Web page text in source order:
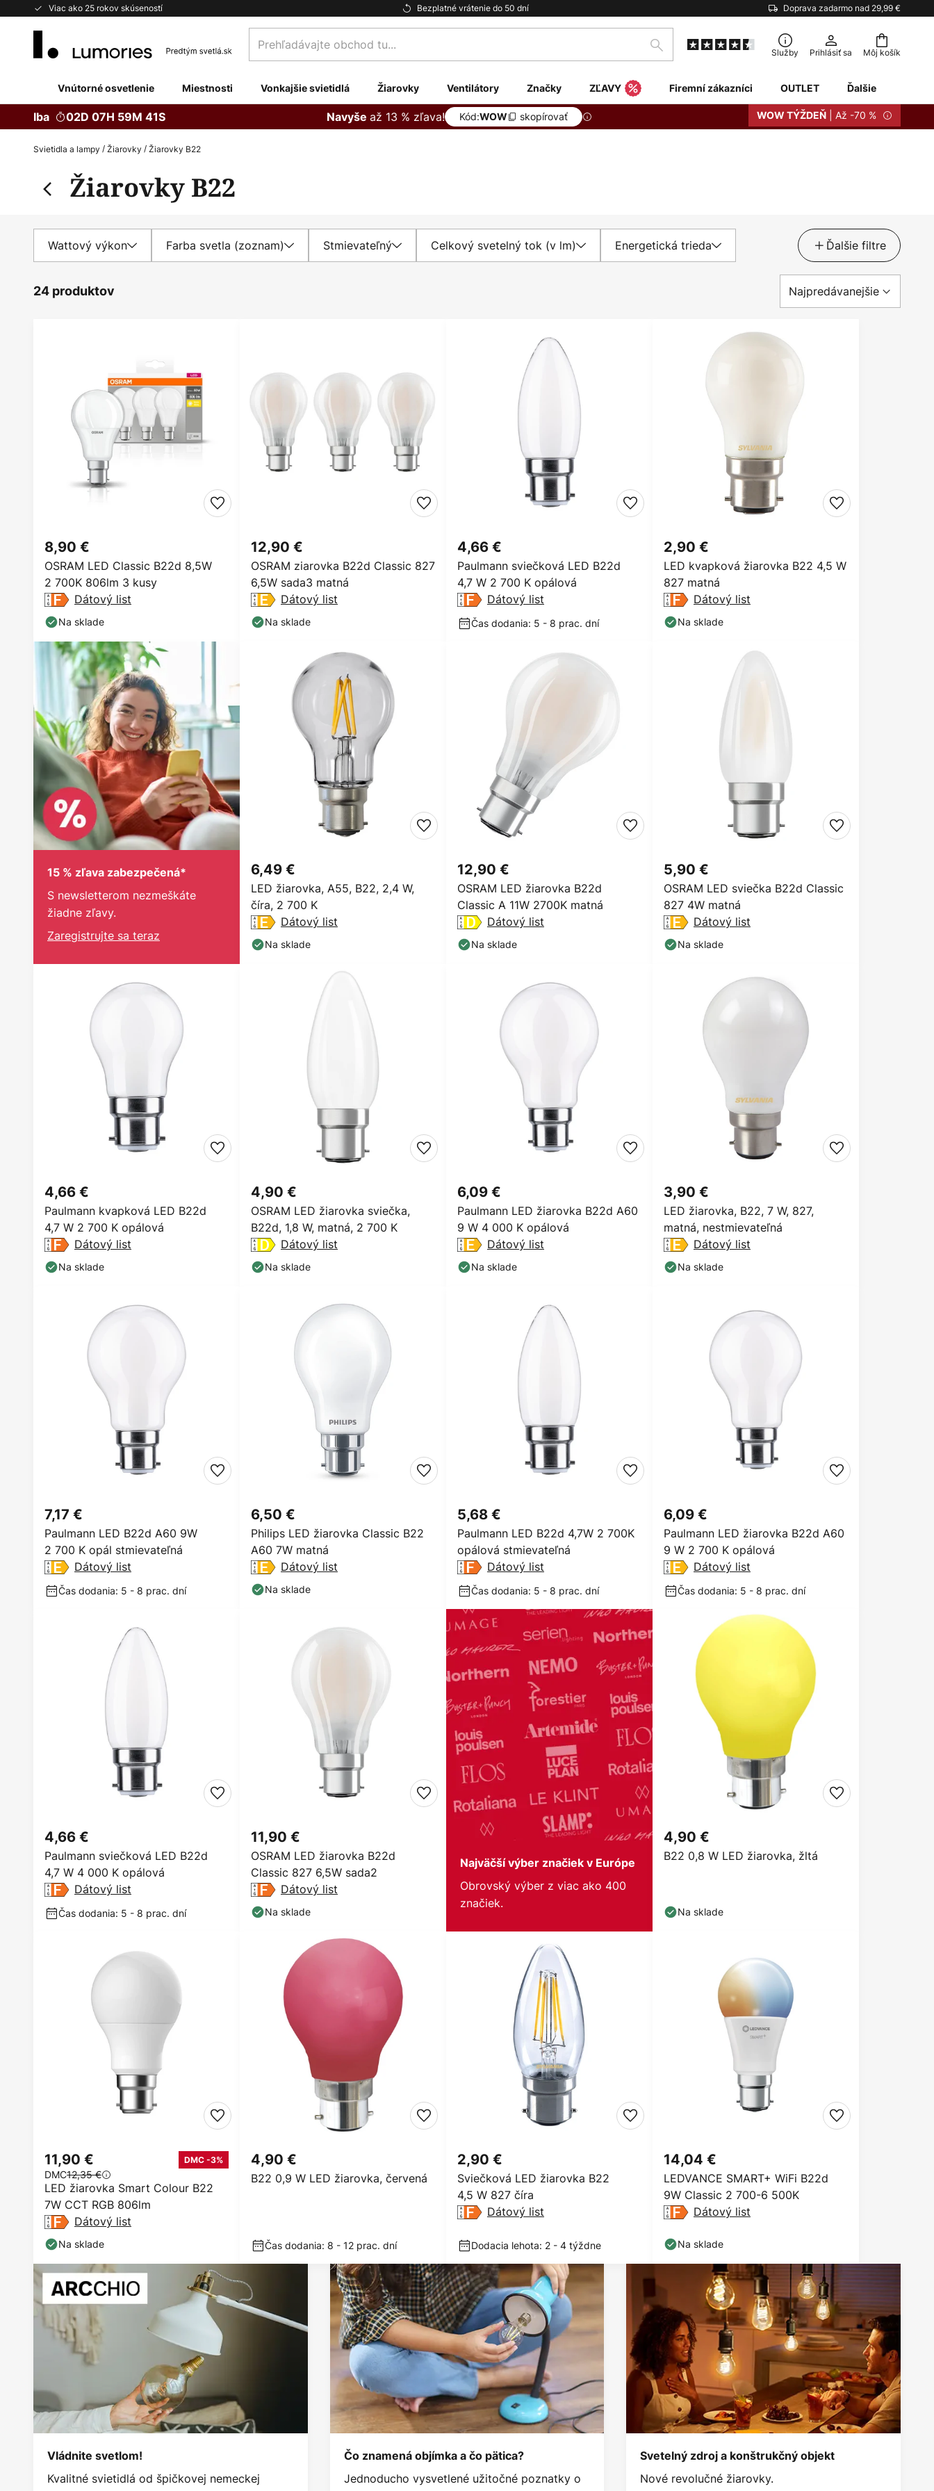
Viac ako 25 rokov skúseností Bezplatné vrátenie do 50 dní Doprava zadarmo nad 29,99 €
Skip
Môj košík
Prehľadávajte
obchod
Hľadať Služby Prihlásiť sa
Vnútorné osvetlenie Miestnosti Vonkajšie svietidlá Žiarovky Ventilátory Značky ZĽAVY Firemní zákazníci OUTLET Ďalšie
Iba 02D 07H 59M 40S Navyše až 13 % zľava! Kód:WOW skopírovať WOW TÝŽDEŇ | Až -70 %
Svietidla a lampy Žiarovky Žiarovky B22
Žiarovky B22
Wattový výkon Farba svetla (zoznam) Stmievateľný Celkový svetelný tok (v lm) Energetická trieda Ďalšie filtre
24 produktov
OSRAM LED Classic B22d 8,5W
2 700K 806lm 3 kusy
8,90 €
Dátový list
Na sklade
OSRAM ziarovka B22d Classic 827
6,5W sada3 matná
12,90 €
Dátový list
Na sklade
Paulmann sviečková LED B22d
4,7 W 2 700 K opálová
4,66 €
Dátový list
Čas dodania: 5 - 8 prac. dní
LED kvapková žiarovka B22 4,5 W
827 matná
2,90 €
Dátový list
Na sklade
15 % zľava zabezpečená*
S newsletterom nezmeškáte
žiadne zľavy.
Zaregistrujte sa teraz
LED žiarovka, A55, B22, 2,4 W,
číra, 2 700 K
6,49 €
Dátový list
Na sklade
OSRAM LED žiarovka B22d
Classic A 11W 2700K matná
12,90 €
Dátový list
Na sklade
OSRAM LED sviečka B22d Classic
827 4W matná
5,90 €
Dátový list
Na sklade
Paulmann kvapková LED B22d
4,7 W 2 700 K opálová
4,66 €
Dátový list
Na sklade
OSRAM LED žiarovka sviečka,
B22d, 1,8 W, matná, 2 700 K
4,90 €
Dátový list
Na sklade
Paulmann LED žiarovka B22d A60
9 W 4 000 K opálová
6,09 €
Dátový list
Na sklade
LED žiarovka, B22, 7 W, 827,
matná, nestmievateľná
3,90 €
Dátový list
Na sklade
Paulmann LED B22d A60 9W
2 700 K opál stmievateľná
7,17 €
Dátový list
Čas dodania: 5 - 8 prac. dní
Philips LED žiarovka Classic B22
A60 7W matná
6,50 €
Dátový list
Na sklade
Paulmann LED B22d 4,7W 2 700K
opálová stmievateľná
5,68 €
Dátový list
Čas dodania: 5 - 8 prac. dní
Paulmann LED žiarovka B22d A60
9 W 2 700 K opálová
6,09 €
Dátový list
Čas dodania: 5 - 8 prac. dní
Paulmann sviečková LED B22d
4,7 W 4 000 K opálová
4,66 €
Dátový list
Čas dodania: 5 - 8 prac. dní
OSRAM LED žiarovka B22d
Classic 827 6,5W sada2
11,90 €
Dátový list
Na sklade
Najväčší výber značiek v Európe
Obrovský výber z viac ako 400
značiek.
B22 0,8 W LED žiarovka, žltá
4,90 €
Na sklade
LED žiarovka Smart Colour B22
7W CCT RGB 806lm
11,90 € DMC -3%
DMC12,35 €
Dátový list
Na sklade
B22 0,9 W LED žiarovka, červená
4,90 €
Čas dodania: 8 - 12 prac. dní
Sviečková LED žiarovka B22
4,5 W 827 číra
2,90 €
Dátový list
Dodacia lehota: 2 - 4 týždne
LEDVANCE SMART+ WiFi B22d
9W Classic 2 700-6 500K
14,04 €
Dátový list
Na sklade
Vládnite svetlom!
Kvalitné svietidlá od špičkovej nemeckej
Čo znamená objímka a čo pätica?
Jednoducho vysvetlené užitočné poznatky o
Svetelný zdroj a konštrukčný objekt
Nové revolučné žiarovky.